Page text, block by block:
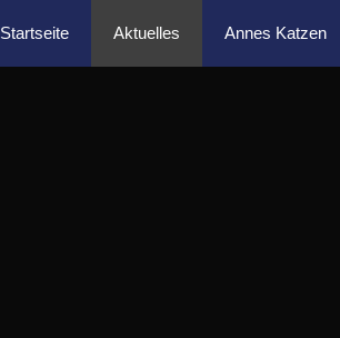
Startseite Aktuelles Annes Katzen